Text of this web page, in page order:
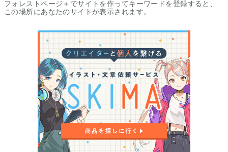
フォレストページ＋でサイトを作ってキーワードを登録すると、
この場所にあなたのサイトが表示されます。